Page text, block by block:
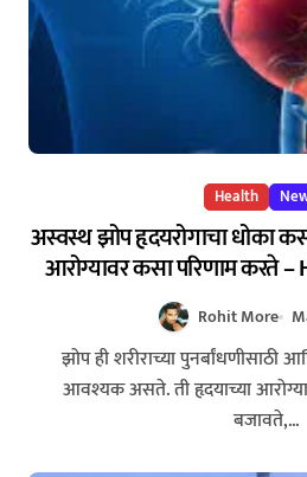
Health
अस्वस्थ झोप हृदयरोगाचा धोका
आरोग्यावर कसा परिणाम करते
Increases Your Risk of
Rohit More
झोप ही शरीराच्या पुनर्बांधणीसाठी आणि दैनंदिन कार्यक्षमतेसाठी
आवश्यक असते. ती हृदयाच्या
बजावते,...